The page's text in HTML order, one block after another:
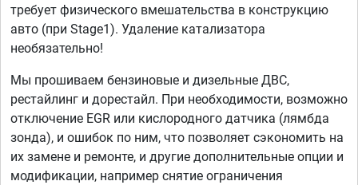
требует физического вмешательства в конструкцию
авто (при Stage1). Удаление катализатора
необязательно!
Мы прошиваем бензиновые и дизельные ДВС,
рестайлинг и дорестайл. При необходимости, возможно
отключение EGR или кислородного датчика (лямбда
зонда), и ошибок по ним, что позволяет сэкономить на
их замене и ремонте, и другие дополнительные опции и
модификации, например снятие ограничения